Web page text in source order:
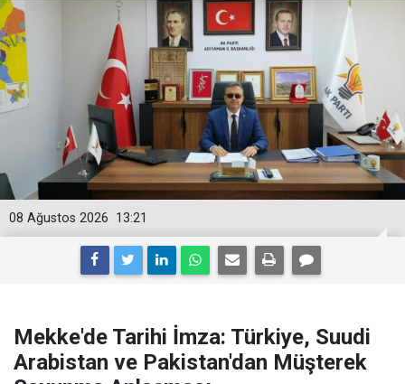
13:21
08 Ağustos 2026
Mekke'de Tarihi İmza: Türkiye, Suudi
Arabistan ve Pakistan'dan Müşterek